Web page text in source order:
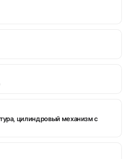
цилиндровый механизм с